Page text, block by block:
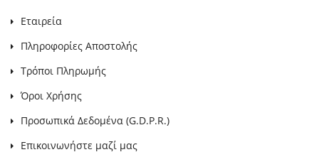
Εταιρεία
Πληροφορίες Αποστολής
Τρόποι Πληρωμής
Όροι Χρήσης
Προσωπικά Δεδομένα (G.D.P.R.)
Επικοινωνήστε μαζί μας